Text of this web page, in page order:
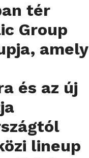
tér
Group
amely
és az új
lineup